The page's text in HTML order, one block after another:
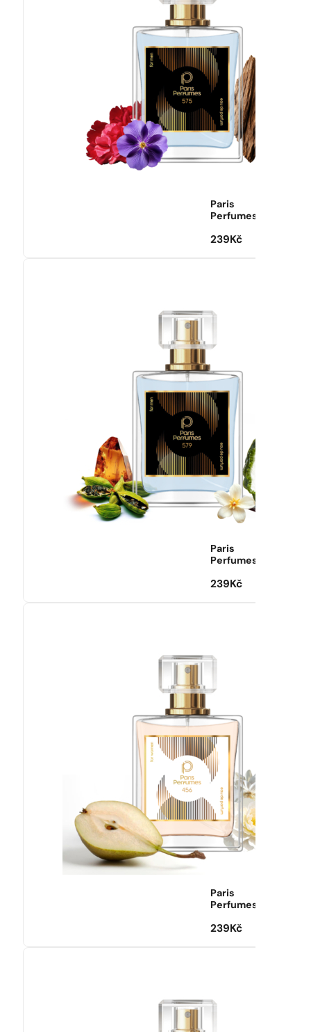
Paris
Perfumes
239 Kč
Paris
Perfumes
239 Kč
Paris
Perfumes
239Kč